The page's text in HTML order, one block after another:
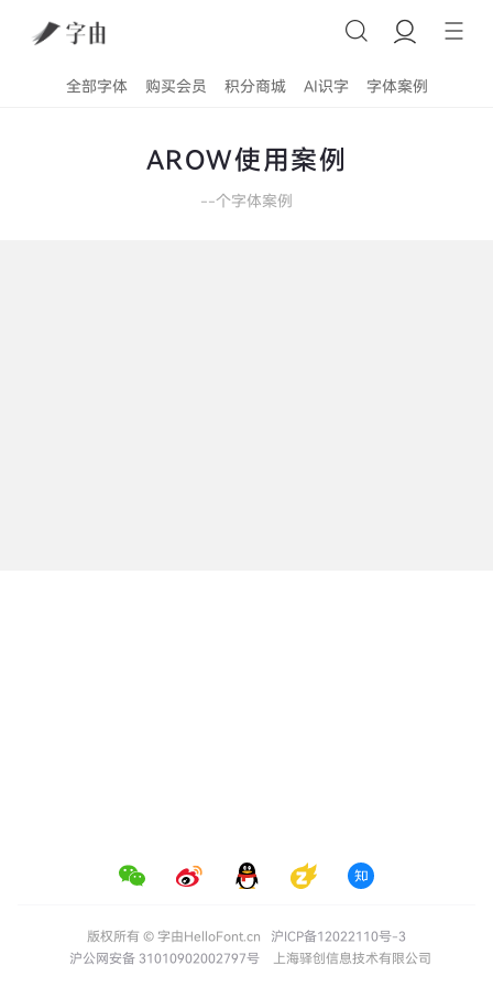
全部字体 购买会员 积分商城 AI识字 字体案例
AROW使用案例
--个字体案例
版权所有 © 字由HelloFont.cn
沪ICP备12022110号-3
沪公网安备 31010902002797号
上海驿创信息技术有限公司